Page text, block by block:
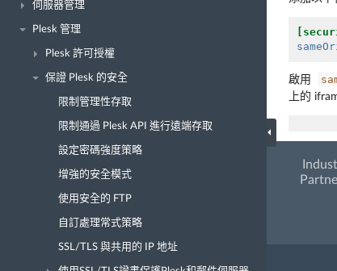
伺服器管理
Plesk 管理
Plesk 許可授權
保證 Plesk 的安全
限制管理性存取
限制通過 Plesk API 進行遠端存取
設定密碼強度策略
增強的安全模式
使用安全的 FTP
自訂處理常式策略
SSL/TLS 與共用的 IP 地址
啟用
上的